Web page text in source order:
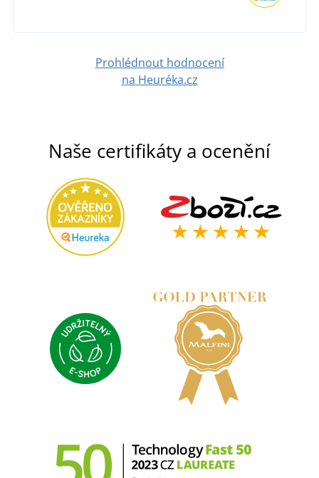
Prohlédnout hodnocení
na Heuréka.cz
Naše certifikáty a ocenění